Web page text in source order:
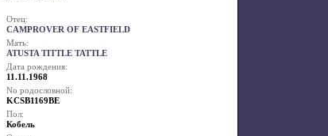
Отец:
CAMPROVER OF EASTFIELD
Мать:
ATUSTA TITTLE TATTLE
Дата рождения:
11.11.1968
No родословной:
KCSB1169BE
Пол:
Кобель